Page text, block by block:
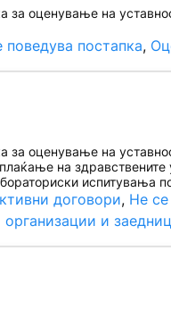
оценување на
поведува постапка,
оценување на
на
испитувања
договори, Не се
организации и